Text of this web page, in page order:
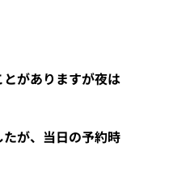
がありますが夜は
が、当日の予約時